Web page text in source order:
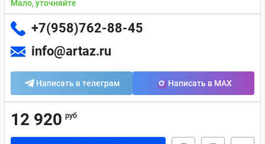
Мало, уточняйте
+7(958)762-88-45
info@artaz.ru
Написать в телеграм Написать в MAX
12 920 руб